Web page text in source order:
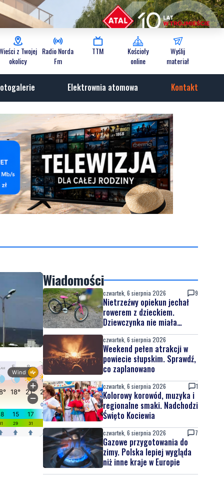
z Twojej
okolicy
Radio Norda
Fm
TTM
Kościoły
online
Wyślij
materiał
Elektrownia atomowa Kontakt
Wiadomości
czwartek, 6 sierpnia 2026 9
Nietrzeźwy opiekun jechał
rowerem z dzieckiem.
Dziewczynka nie miała
kasku
czwartek, 6 sierpnia 2026
Weekend pełen atrakcji w
powiecie słupskim. Sprawdź,
co zaplanowano
czwartek, 6 sierpnia 2026 1
Kolorowy korowód, muzyka i
regionalne smaki. Nadchodzi
Święto Kociewia
czwartek, 6 sierpnia 2026 7
Gazowe przygotowania do
zimy. Polska lepiej wygląda
niż inne kraje w Europie